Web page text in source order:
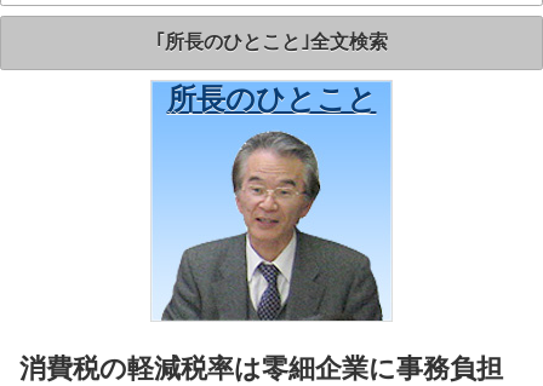
｢所長のひとこと｣全文検索
｢所長のひとこと｣
所長のひとこと
消費税の軽減税率は零細企業に事務負担